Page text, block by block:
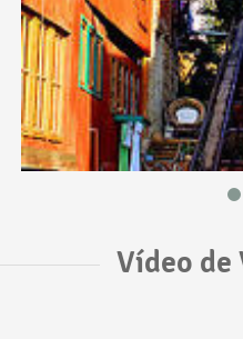
Vídeo de